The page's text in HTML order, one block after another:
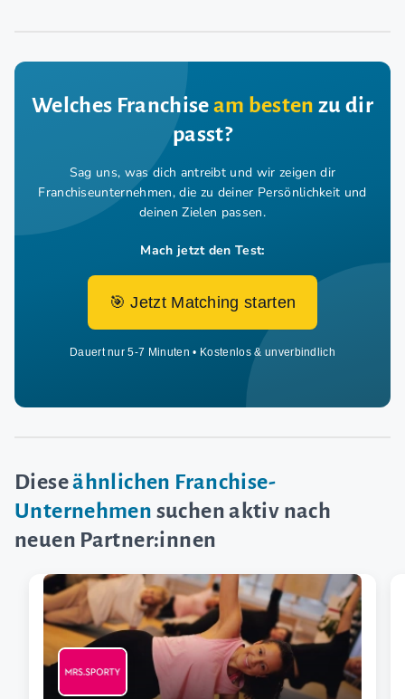
Welches Franchiseam besten zu dir
passt?
Sag uns, was dich antreibt und wir zeigen dir
Franchiseunternehmen, die zu deiner Persönlichkeit und
deinen Zielen passen.
Mach jetzt den Test:
🎯 Jetzt Matching starten
Dauert nur 5-7 Minuten • Kostenlos & unverbindlich
Dieseähnlichen Franchise-
Unternehmen suchen aktiv nach
neuen Partner:innen